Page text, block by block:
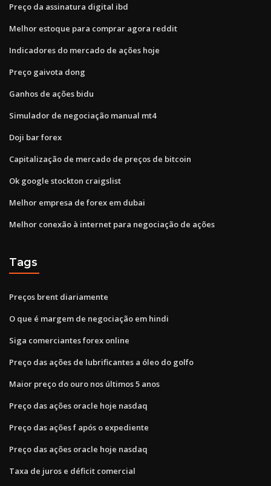
Preço da assinatura digital ibd
Melhor estoque para comprar agora reddit
Indicadores do mercado de ações hoje
Preço gaivota dong
Ganhos de ações bidu
Simulador de negociação manual mt4
Doji bar forex
Capitalização de mercado de preços de bitcoin
Ok google stockton craigslist
Melhor empresa de forex em dubai
Melhor conexão à internet para negociação de ações
Tags
Preços brent diariamente
O que é margem de negociação em hindi
Siga comerciantes forex online
Preço das ações de lubrificantes a óleo do golfo
Maior preço do ouro nos últimos 5 anos
Preço das ações oracle hoje nasdaq
Preço das ações f após o expediente
Preço das ações oracle hoje nasdaq
Taxa de juros e déficit comercial